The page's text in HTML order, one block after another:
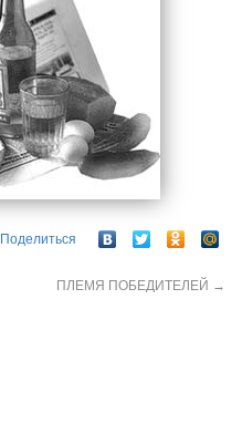
Поделиться
ПЛЕМЯ ПОБЕДИТЕЛЕЙ →